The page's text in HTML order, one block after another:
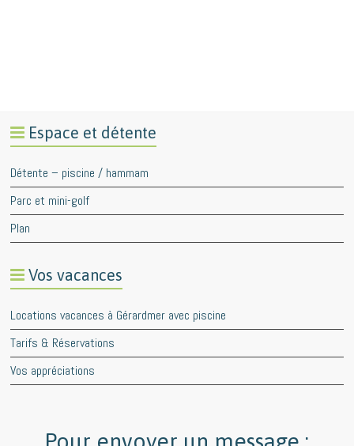
Espace et détente
Détente – piscine / hammam
Parc et mini-golf
Plan
Vos vacances
Locations vacances à Gérardmer avec piscine
Tarifs & Réservations
Vos appréciations